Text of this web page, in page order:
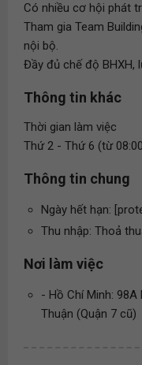
Có nhiều cơ hội phát
Tham gia Team
nội bộ.
Đầy đủ chế độ BHXH,
Thông tin khác
Thời gian làm việc
Thứ 2 - Thứ 6 (từ
Thông tin chung
Ngày hết hạn:
Thu nhập: Thoả
Nơi làm việc
- Hồ Chí Minh: 98A
Thuận (Quận 7 cũ)